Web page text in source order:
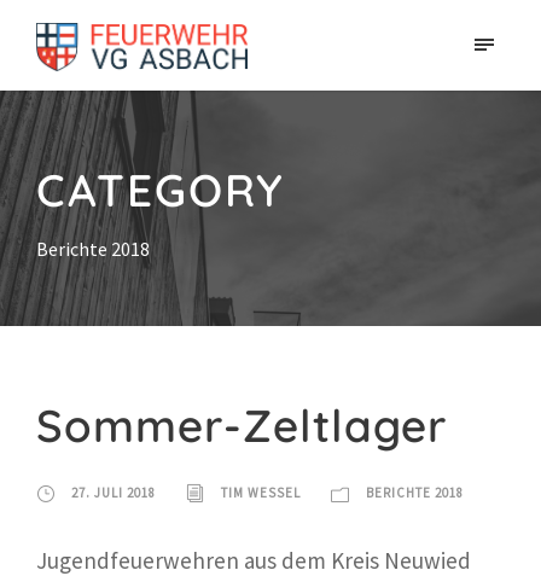
CATEGORY
Berichte 2018
Sommer-Zeltlager
27. JULI 2018 TIM WESSEL BERICHTE 2018
Jugendfeuerwehren aus dem Kreis Neuwied